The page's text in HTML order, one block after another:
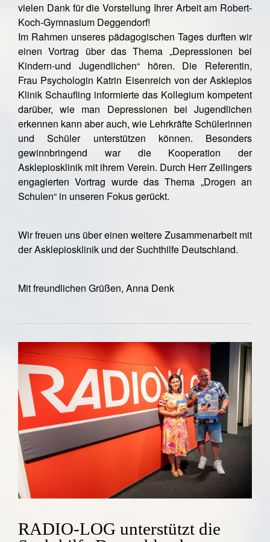
vielen Dank für die Vorstellung Ihrer Arbeit am Robert-
Koch-Gymnasium Deggendorf!
Im Rahmen unseres pädagogischen Tages durften wir
einen Vortrag über das Thema „Depressionen bei
Kindern-und Jugendlichen“ hören. Die Referentin,
Frau Psychologin Katrin Eisenreich von der Asklepios
Klinik Schaufling informierte das Kollegium kompetent
darüber, wie man Depressionen bei Jugendlichen
erkennen kann aber auch, wie Lehrkräfte Schülerinnen
und Schüler unterstützen können. Besonders
gewinnbringend war die Kooperation der
Asklepiosklinik mit ihrem Verein. Durch Herr Zeilingers
engagierten Vortrag wurde das Thema „Drogen an
Schulen“ in unseren Fokus gerückt.
Wir freuen uns über einen weitere Zusammenarbeit mit
der Asklepiosklinik und der Suchthilfe Deutschland.
Mit freundlichen Grüßen, Anna Denk
RADIO-LOG unterstützt die